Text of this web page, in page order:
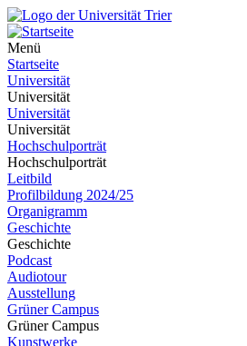
Menü
Startseite
Universität
Universität
Universität
Universität
Hochschulporträt
Hochschulporträt
Leitbild
Profilbildung 2024/25
Organigramm
Geschichte
Geschichte
Podcast
Audiotour
Ausstellung
Grüner Campus
Grüner Campus
Kunstwerke